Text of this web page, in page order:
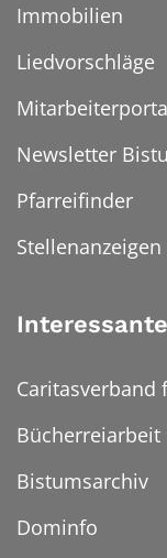
Immobilien
Liedvorschläge
Newsletter
Pfarreifinder
Stellenanzeigen
Caritasverband
Bücherreiarbeit
Bistumsarchiv
Dominfo